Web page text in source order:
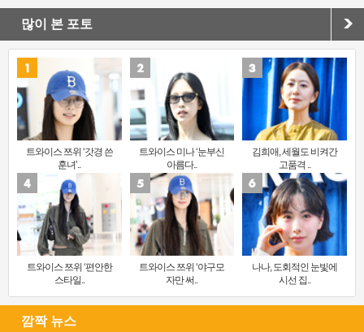
많이 본 포토
트와이스 쯔위 ‘갓경 쓴
훈녀’..
트와이스 미나 ‘눈부신
아름다..
김희애, 세월도 비켜간
고품격 ..
트와이스 쯔위 ‘편안한
스타일..
트와이스 쯔위 ‘야구모
자만 써..
나나, 도회적인 눈빛에
시선 집..
깜짝 뉴스